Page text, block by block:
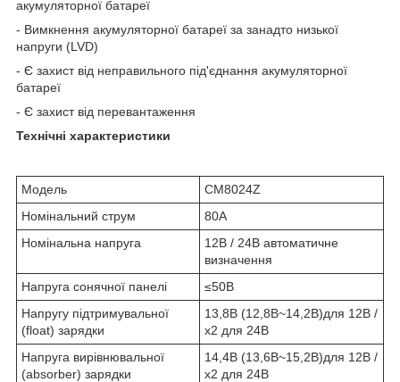
акумуляторної батареї
- Вимкнення акумуляторної батареї за занадто низької
напруги (LVD)
- Є захист від неправильного під'єднання акумуляторної
батареї
- Є захист від перевантаження
Технічні характеристики
Модель
CM8024Z
Номінальний струм
80A
Номінальна напруга
12В / 24В автоматичне
визначення
Напруга сонячної панелі
≤50В
Напругу підтримувальної
(float) зарядки
13,8В (12,8В~14,2В)для 12В /
х2 для 24В
Напруга вирівнювальної
(absorber) зарядки
14,4В (13,6В~15,2В)для 12В /
х2 для 24В